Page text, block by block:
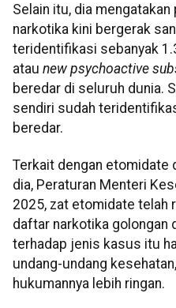
Selain itu, dia
narkotika kini bergerak
teridentifikasi sebanyak
atau new psychoactive
beredar di seluruh dunia.
sendiri sudah
beredar.
Terkait dengan etomidate
dia, Peraturan Menteri
2025, zat etomidate telah
daftar narkotika golongan
terhadap jenis kasus itu
undang-undang
hukumannya lebih ringan.